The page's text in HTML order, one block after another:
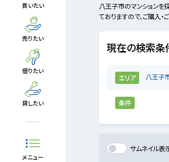
買いたい
売りたい
借りたい
貸したい
メニュー
八王子市のマンション
ておりますので、ご購入
現在の検索条
エリア 八王子
条件
サムネイル表